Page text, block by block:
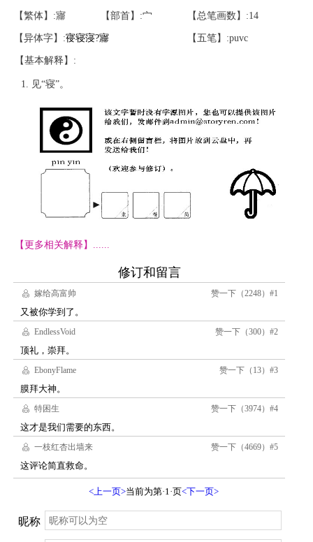
【繁体】:㝲 【部首】:宀 【总笔画数】:14
【异体字】:寑寝寖?㝲 【五笔】:puvc
【基本解释】:
见“寝”。
【更多相关解释】......